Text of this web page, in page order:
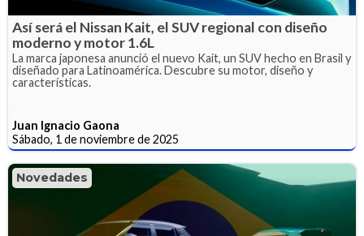
Así será el Nissan Kait, el SUV regional con diseño
moderno y motor 1.6L
La marca japonesa anunció el nuevo Kait, un SUV hecho en Brasil y
diseñado para Latinoamérica. Descubre su motor, diseño y
características.
Juan Ignacio Gaona
Sábado, 1 de noviembre de 2025
Novedades